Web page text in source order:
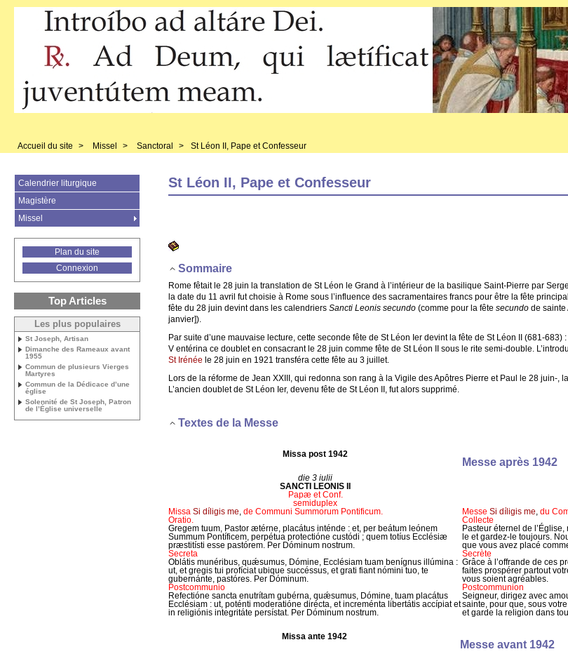
Accueil du site > Missel > Sanctoral > St Léon II, Pape et Confesseur
St Léon II, Pape et Confesseur
Sommaire
Rome fêtait le 28 juin la translation de St Léon le Grand à l’intérieur de la basilique Saint-Pierre par
la date du 11 avril fut choisie à Rome sous l’influence des sacramentaires francs pour être la fête
fête du 28 juin devint dans les calendriers Sancti Leonis secundo (comme pour la fête secundo de sainte
janvier]).
Par suite d’une mauvaise lecture, cette seconde fête de St Léon Ier devint la fête de St Léon II (681-683)
V entérina ce doublet en consacrant le 28 juin comme fête de St Léon II sous le rite semi-double.
St Irénée le 28 juin en 1921 transféra cette fête au 3 juillet.
Lors de la réforme de Jean XXIII, qui redonna son rang à la Vigile des Apôtres Pierre et Paul le 28 juin-,
L’ancien doublet de St Léon Ier, devenu fête de St Léon II, fut alors supprimé.
Textes de la Messe
Missa post 1942
Messe après 1942
die 3 iulii
SANCTI LEONIS II
Papæ et Conf.
semiduplex
Missa Si díligis me, de Communi Summorum Pontificum. Messe Si díligis me, du
Oratio.
Collecte
Gregem tuum, Pastor ætérne, placátus inténde : et, per beátum leónem
Summum Pontíficem, perpétua protectióne custódi ; quem totíus Ecclésiæ
præstitísti esse pastórem. Per Dóminum nostrum.
Pasteur éternel de
le et gardez-le toujours.
que vous avez placé
Secreta
Secrète
Oblátis munéribus, quǽsumus, Dómine, Ecclésiam tuam benígnus illúmina :
ut, et gregis tui profíciat ubique succéssus, et grati fiant nómini tuo, te
gubernánte, pastóres. Per Dóminum.
Grâce à l’offrande de ces
faites prospérer partout
vous soient agréables.
Postcommunio
Postcommunion
Refectióne sancta enutrítam gubérna, quǽsumus, Dómine, tuam placátus
Ecclésiam : ut, poténti moderatióne dirécta, et increménta libertátis accípiat et
in religiónis integritáte persístat. Per Dóminum nostrum.
Seigneur, dirigez avec
sainte, pour que, sous
et garde la religion dans
Missa ante 1942
Messe avant 1942
Calendrier liturgique
Magistère
Missel
Plan du site
Connexion
Top Articles
Les plus populaires
St Joseph, Artisan
Dimanche des Rameaux avant
1955
Commun de plusieurs Vierges
Martyres
Commun de la Dédicace d’une
église
Solennité de St Joseph, Patron
de l’Église universelle